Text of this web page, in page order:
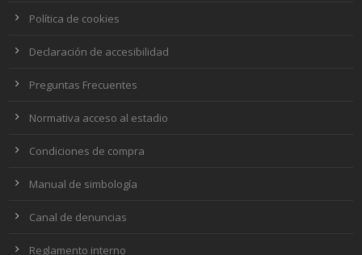
Política de cookies
Declaración de accesibilidad
Preguntas Frecuentes
Normativa acceso al estadio
Condiciones de compra
Manual de simbología
Canal de denuncias
Reglamento interno